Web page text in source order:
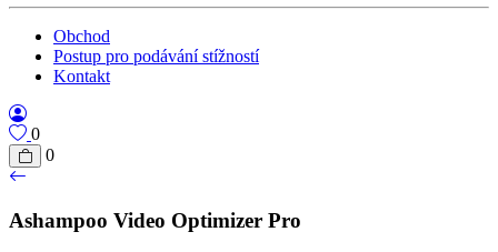
Obchod
Postup pro podávání stížností
Kontakt
0
0
Ashampoo Video Optimizer Pro